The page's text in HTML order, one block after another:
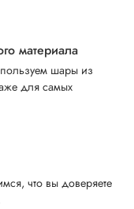
материала
шары из
для самых
что вы доверяете